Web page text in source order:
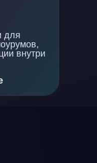
для
внутри